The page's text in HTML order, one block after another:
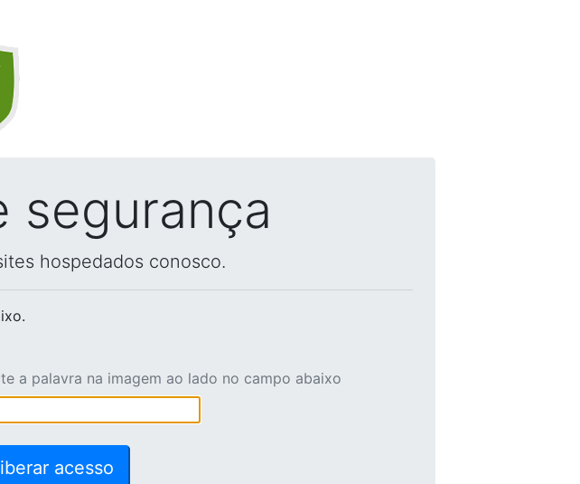
segurança
hospedados conosco.
a palavra na imagem ao lado no campo abaixo